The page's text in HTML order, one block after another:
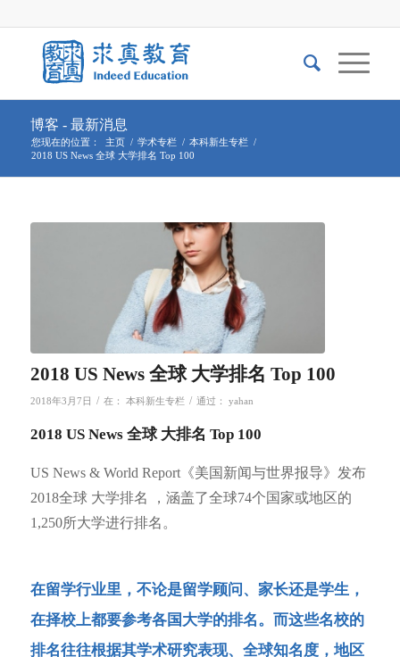
博客 - 最新消息
您现在的位置： 主页 / 学术专栏 / 本科新生专栏 /
2018 US News 全球 大学排名 Top 100
2018 US News 全球 大学排名 Top 100
2018年3月7日 / 在： 本科新生专栏 / 通过： yahan
2018 US News 全球 大排名 Top 100
US News & World Report《美国新闻与世界报导》发布
2018全球 大学排名 ，涵盖了全球74个国家或地区的
1,250所大学进行排名。
在留学行业里，不论是留学顾问、家长还是学生，
在择校上都要参考各国大学的排名。而这些名校的
排名往往根据其学术研究表现、全球知名度，地区